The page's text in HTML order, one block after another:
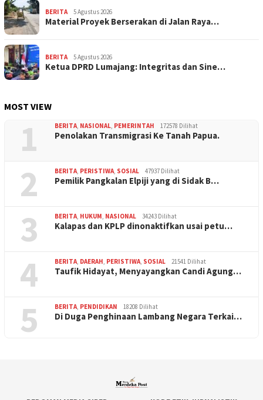
BERITA 5 Agustus 2026
Material Proyek Berserakan di Jalan Raya…
BERITA 5 Agustus 2026
Ketua DPRD Lumajang: Integritas dan Sine…
MOST VIEW
1 BERITA, NASIONAL, PEMERINTAH 172578 Dilihat
Penolakan Transmigrasi Ke Tanah Papua.
2 BERITA, PERISTIWA, SOSIAL 47937 Dilihat
Pemilik Pangkalan Elpiji yang di Sidak B…
3 BERITA, HUKUM, NASIONAL 34243 Dilihat
Kalapas dan KPLP dinonaktifkan usai petu…
4 BERITA, DAERAH, PERISTIWA, SOSIAL 21541 Dilihat
Taufik Hidayat, Menyayangkan Candi Agung…
5 BERITA, PENDIDIKAN 18208 Dilihat
Di Duga Penghinaan Lambang Negara Terkai…